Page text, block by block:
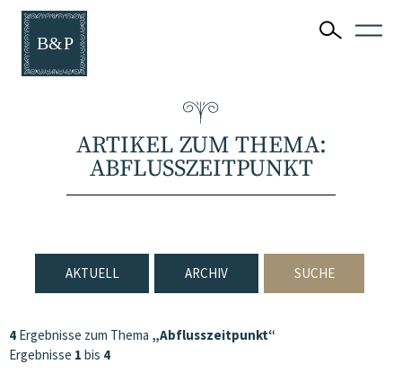
ARTIKEL ZUM THEMA:
ABFLUSSZEITPUNKT
AKTUELL ARCHIV SUCHE
4 Ergebnisse zum Thema „Abflusszeitpunkt“
Ergebnisse 1 bis 4